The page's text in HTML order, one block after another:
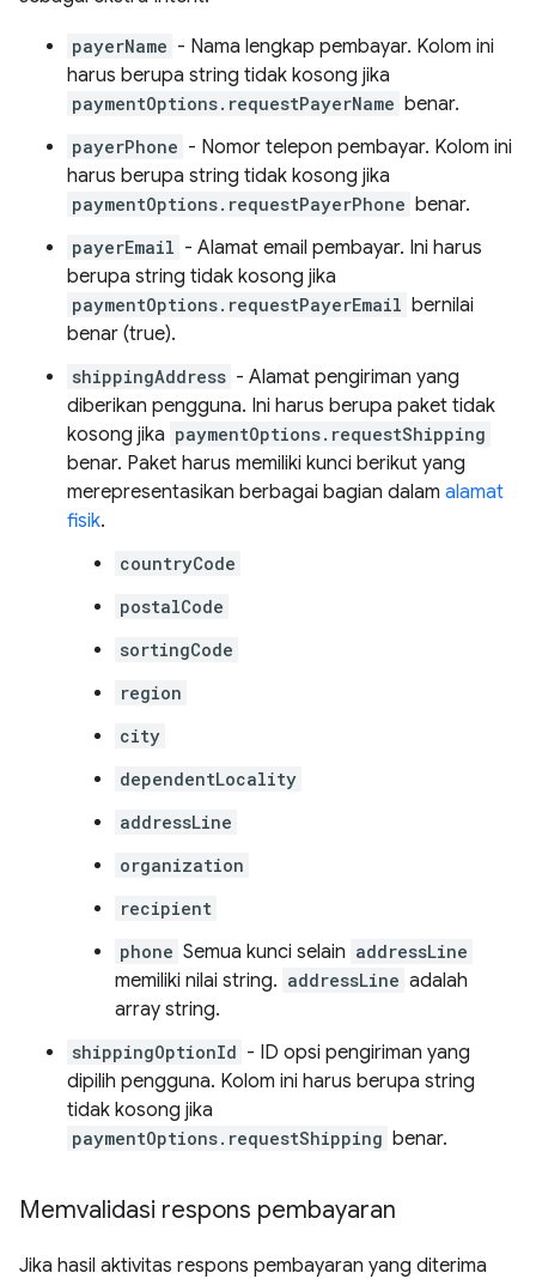
payerName - Nama lengkap pembayar. Kolom ini
harus berupa string tidak kosong jika
paymentOptions.requestPayerName benar.
payerPhone - Nomor telepon pembayar. Kolom ini
harus berupa string tidak kosong jika
paymentOptions.requestPayerPhone benar.
payerEmail - Alamat email pembayar. Ini harus
berupa string tidak kosong jika
paymentOptions.requestPayerEmail bernilai
benar (true).
shippingAddress - Alamat pengiriman yang
diberikan pengguna. Ini harus berupa paket tidak
kosong jika paymentOptions.requestShipping
benar. Paket harus memiliki kunci berikut yang
merepresentasikan berbagai bagian dalam alamat
fisik.
countryCode
postalCode
sortingCode
region
city
dependentLocality
addressLine
organization
recipient
phone Semua kunci selain addressLine
memiliki nilai string. addressLine adalah
array string.
shippingOptionId - ID opsi pengiriman yang
dipilih pengguna. Kolom ini harus berupa string
tidak kosong jika
paymentOptions.requestShipping benar.
Memvalidasi respons pembayaran
Jika hasil aktivitas respons pembayaran yang diterima